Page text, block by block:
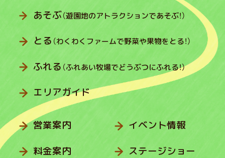
あそぶ（遊園地のアトラクションであそぶ！）
とる （わくわくファームで野菜や果物をとる！）
ふれる （ふれあい牧場でどうぶつにふれる！）
エリアガイド
営業案内
料金案内
イベント情報
ステージショー